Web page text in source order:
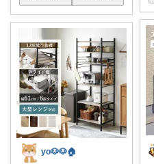
yo🐶🐶🏠